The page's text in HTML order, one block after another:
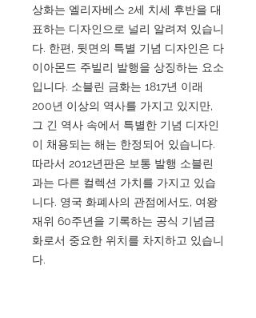
상화는 엘리자베스 2세 치세 후반을 대
표하는 디자인으로 널리 알려져 있습니
다. 한편, 뒷면의 특별 기념 디자인은 다
이아몬드 주빌리 발행을 상징하는 요소
입니다. 소블린 금화는 1817년 이래
200년 이상의 역사를 가지고 있지만,
그 긴 역사 속에서 특별한 기념 디자인
이 채용되는 해는 한정되어 있습니다.
따라서 2012년판은 보통 발행 소블린
과는 다른 컬렉션 가치를 가지고 있습
니다. 영국 화폐사의 관점에서도, 여왕
재위 60주년을 기록하는 공식 기념금
화로서 중요한 위치를 차지하고 있습니
다.